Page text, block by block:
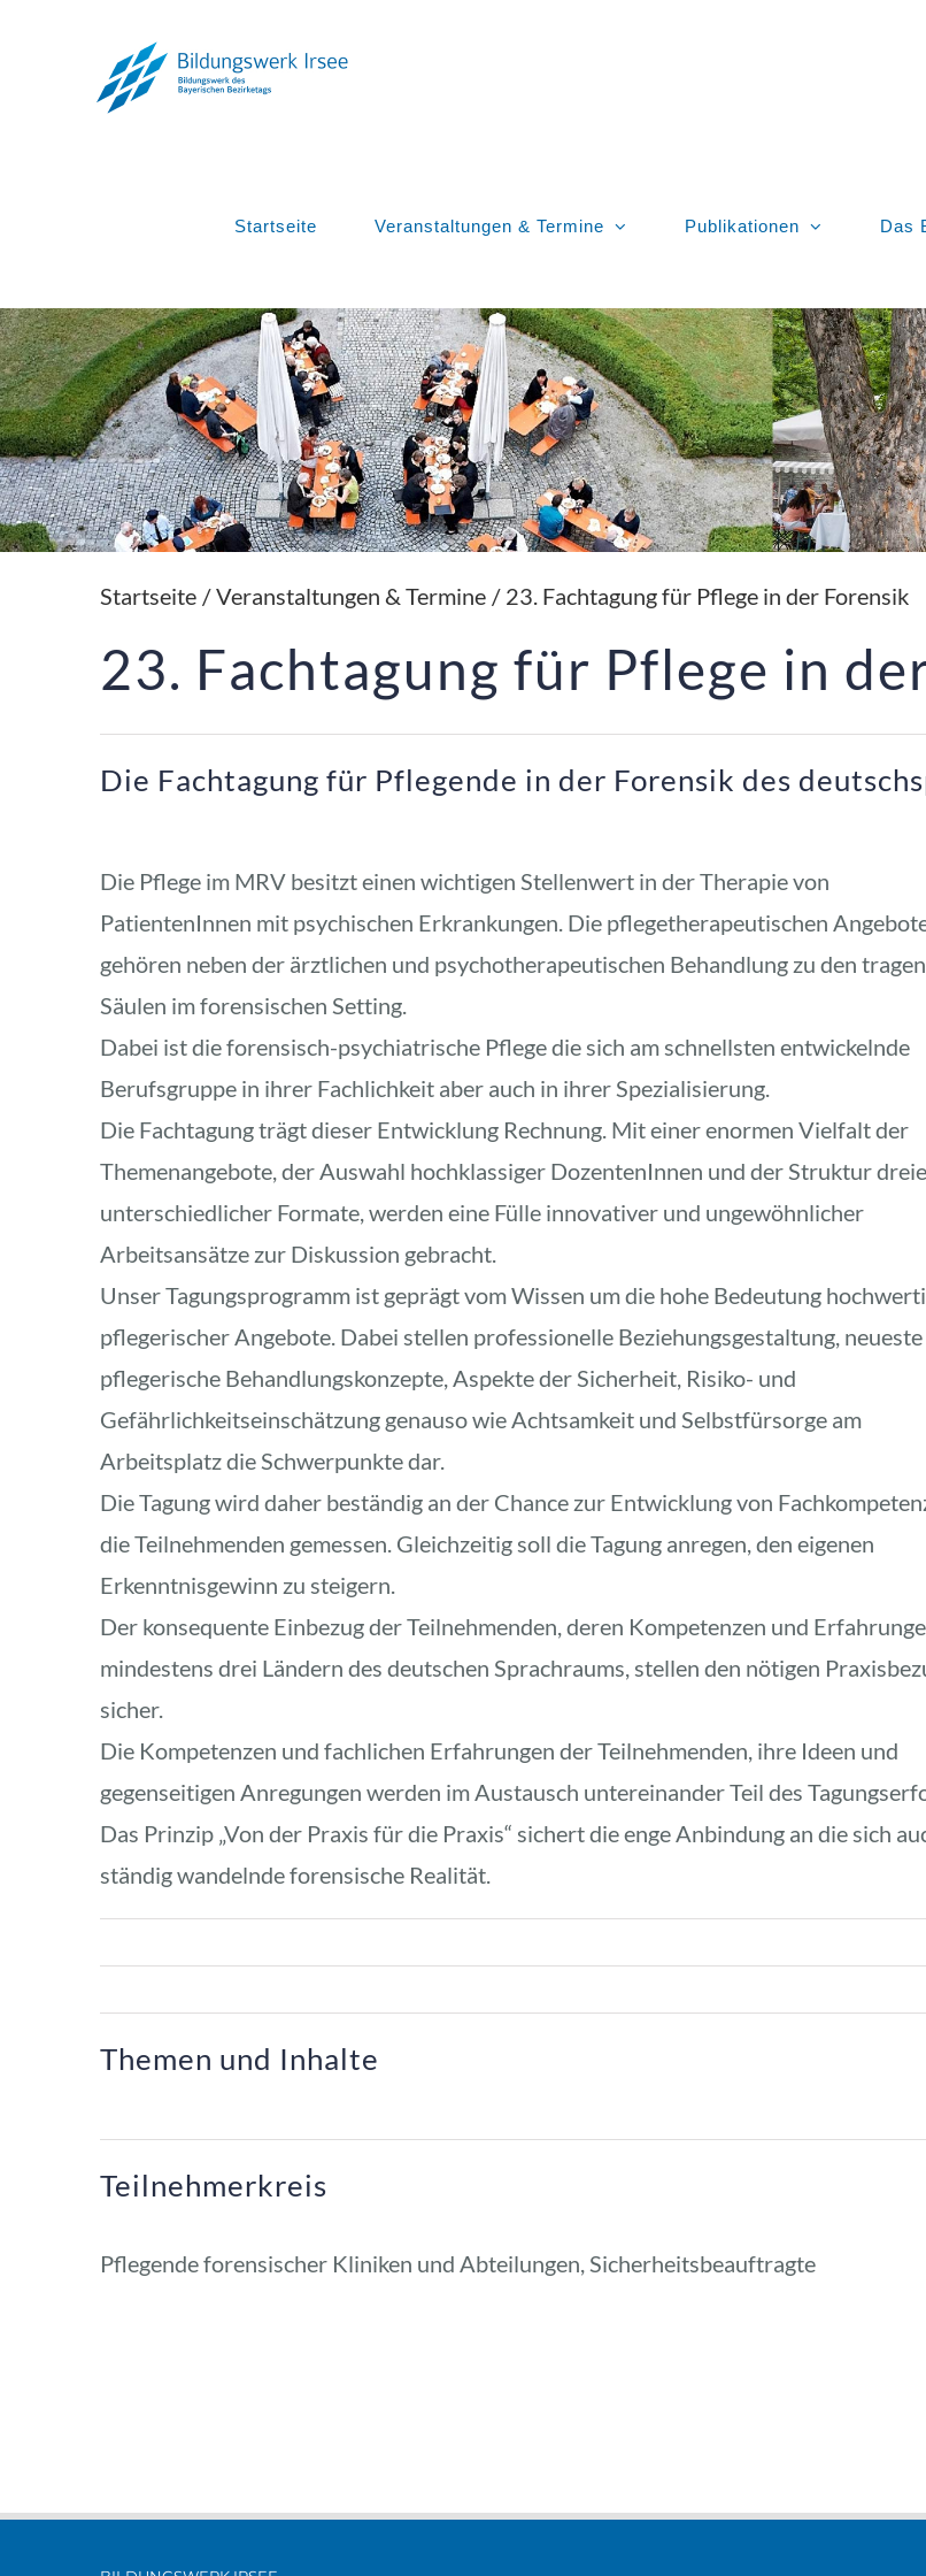
Startseite Veranstaltungen & Termine Publikationen Das
Startseite / Veranstaltungen & Termine / 23. Fachtagung für Pflege in der Forensik
23. Fachtagung für Pflege in
Die Fachtagung für Pflegende in der Forensik des
Die Pflege im MRV besitzt einen wichtigen Stellenwert in der Therapie von
PatientenInnen mit psychischen Erkrankungen. Die pflegetherapeutischen
gehören neben der ärztlichen und psychotherapeutischen Behandlung zu den
Säulen im forensischen Setting.
Dabei ist die forensisch-psychiatrische Pflege die sich am schnellsten entwickelnde
Berufsgruppe in ihrer Fachlichkeit aber auch in ihrer Spezialisierung.
Die Fachtagung trägt dieser Entwicklung Rechnung. Mit einer enormen Vielfalt der
Themenangebote, der Auswahl hochklassiger DozentenInnen und der Struktur
unterschiedlicher Formate, werden eine Fülle innovativer und ungewöhnlicher
Arbeitsansätze zur Diskussion gebracht.
Unser Tagungsprogramm ist geprägt vom Wissen um die hohe Bedeutung
pflegerischer Angebote. Dabei stellen professionelle Beziehungsgestaltung, neueste
pflegerische Behandlungskonzepte, Aspekte der Sicherheit, Risiko- und
Gefährlichkeitseinschätzung genauso wie Achtsamkeit und Selbstfürsorge am
Arbeitsplatz die Schwerpunkte dar.
Die Tagung wird daher beständig an der Chance zur Entwicklung von
die Teilnehmenden gemessen. Gleichzeitig soll die Tagung anregen, den eigenen
Erkenntnisgewinn zu steigern.
Der konsequente Einbezug der Teilnehmenden, deren Kompetenzen und
mindestens drei Ländern des deutschen Sprachraums, stellen den nötigen
sicher.
Die Kompetenzen und fachlichen Erfahrungen der Teilnehmenden, ihre Ideen und
gegenseitigen Anregungen werden im Austausch untereinander Teil des
Das Prinzip „Von der Praxis für die Praxis“ sichert die enge Anbindung an die sich
ständig wandelnde forensische Realität.
Themen und Inhalte
Teilnehmerkreis
Pflegende forensischer Kliniken und Abteilungen, Sicherheitsbeauftragte